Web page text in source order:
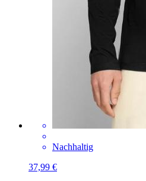
Nachhaltig
37,99 €